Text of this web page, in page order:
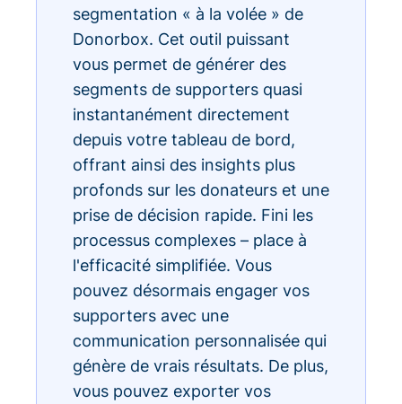
segmentation « à la volée » de
Donorbox. Cet outil puissant
vous permet de générer des
segments de supporters quasi
instantanément directement
depuis votre tableau de bord,
offrant ainsi des insights plus
profonds sur les donateurs et une
prise de décision rapide. Fini les
processus complexes – place à
l'efficacité simplifiée. Vous
pouvez désormais engager vos
supporters avec une
communication personnalisée qui
génère de vrais résultats. De plus,
vous pouvez exporter vos